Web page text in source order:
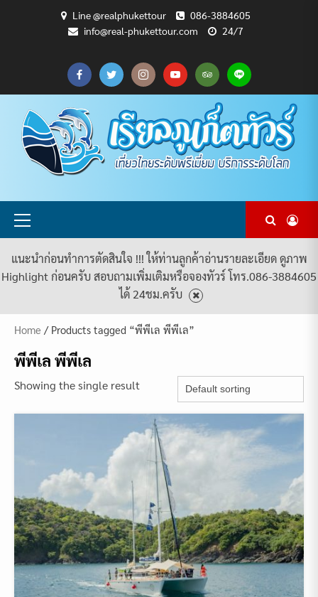
Line @realphukettour
086-3884605
info@real-phukettour.com
24/7
CART
CHECKOUT
MY
ACCOUNT
SAMPLE
PAGE
ทัวร์
ทั้งหมด
บทความ
ท่อง
เที่ยว
ยินดี
ต้อนรับ
สู่
PHUKET
TOUR
เกี่ยว
กับ
เรา
แพ็คเกจ
ทัวร์
ทั้งหมด
Primary
แนะนำก่อนทำการตัดสินใจ !!! ให้ท่านลูกค้าอ่านรายละเอียด ดูภาพ
Highlight ก่อนครับ สอบถามเพิ่มเติมหรือจองทัวร์ โทร.086-3884605
ได้ 24ชม.ครับ
Home / Products tagged “พีพีเล พีพีเล”
พีพีเล พีพีเล
Showing the single result